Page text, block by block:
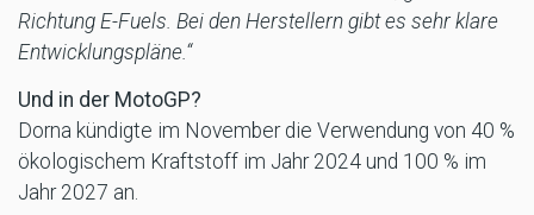
Richtung E-Fuels. Bei den Herstellern gibt es sehr klare
Entwicklungspläne.“
Und in der MotoGP?
Dorna kündigte im November die Verwendung von 40 %
ökologischem Kraftstoff im Jahr 2024 und 100 % im
Jahr 2027 an.